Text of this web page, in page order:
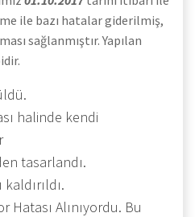
ile bazı hatalar giderilmiş,
sağlanmıştır. Yapılan
halinde kendi
tasarlandı.
Hatası Alınıyordu. Bu